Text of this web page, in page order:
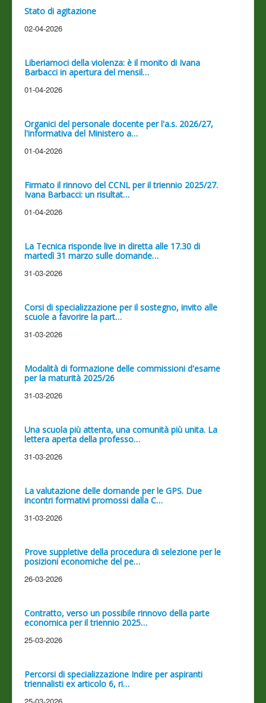
Stato di agitazione
02-04-2026
Liberiamoci della violenza: è il monito di Ivana
Barbacci in apertura del mensil…
01-04-2026
Organici del personale docente per l'a.s. 2026/27,
l'informativa del Ministero a…
01-04-2026
Firmato il rinnovo del CCNL per il triennio 2025/27.
Ivana Barbacci: un risultat…
01-04-2026
La Tecnica risponde live in diretta alle 17.30 di
martedì 31 marzo sulle domande…
31-03-2026
Corsi di specializzazione per il sostegno, invito alle
scuole a favorire la part…
31-03-2026
Modalità di formazione delle commissioni d'esame
per la maturità 2025/26
31-03-2026
Una scuola più attenta, una comunità più unita. La
lettera aperta della professo…
31-03-2026
La valutazione delle domande per le GPS. Due
incontri formativi promossi dalla C…
31-03-2026
Prove suppletive della procedura di selezione per le
posizioni economiche del pe…
26-03-2026
Contratto, verso un possibile rinnovo della parte
economica per il triennio 2025…
25-03-2026
Percorsi di specializzazione Indire per aspiranti
triennalisti ex articolo 6, ri…